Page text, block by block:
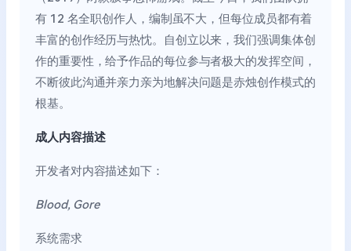
有 12 名全职创作人，编制虽不大，但每位成员都有着
丰富的创作经历与热忱。自创立以来，我们强调集体创
作的重要性，给予作品的每位参与者极大的发挥空间，
不断彼此沟通并亲力亲为地解决问题是赤烛创作模式的
根基。
成人内容描述
开发者对内容描述如下：
Blood, Gore
系统需求